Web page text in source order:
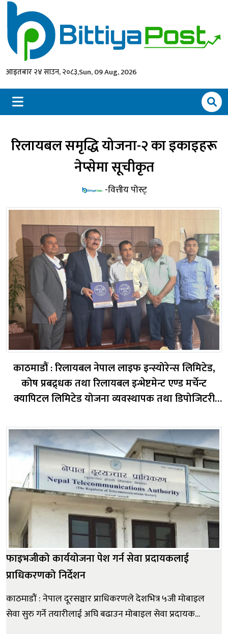
आइतबार २४ साउन, २०८३,Sun, 09 Aug, 2026
रिलायबल समृद्धि योजना-२ का इकाइहरू
नेप्सेमा सूचीकृत
-वित्तीय पोस्ट्
काठमाडौं : रिलायबल नेपाल लाइफ इन्स्योरेन्स लिमिटेड,
कोष प्रबद्र्धक तथा रिलायबल इन्भेष्टमेन्ट एण्ड मर्चेन्ट
क्यापिटल लिमिटेड योजना व्यवस्थापक तथा डिपोजिटरी
रिलायबल समृद्धि योजना-२ का इकाइहरू नेपाल स्टक
एक्सचेन्ज (नेप्से) मा साउन २२ ग...
फाइभजीको कार्ययोजना पेश गर्न सेवा प्रदायकलाई
प्राधिकरणको निर्देशन
काठमाडौं : नेपाल दूरसञ्चार प्राधिकरणले देशभित्र ५जी मोबाइल
सेवा सुरु गर्ने तयारीलाई अघि बढाउन मोबाइल सेवा प्रदायक